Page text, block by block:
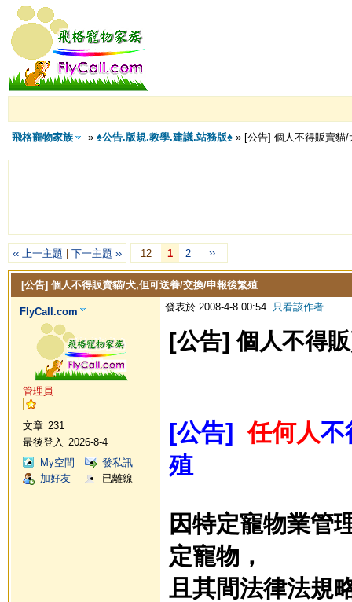
飛格寵物家族 » ♠公告.版規.教學.建議.站務版♠» [公告] 個人不得販賣貓/
‹‹ 上一主題 下一主題 ›› 12 1 2 ››
[公告] 個人不得販賣貓/犬,但可送養/交換/申報後繁殖
FlyCall.com
管理員
文章 231
最後登入
2026-8-4
My空間
發私訊
加好友
已離線
發表於 2008-4-8 00:54 只看該作者
[公告] 個人不得
[公告]任何人不
殖
因特定寵物業管
定寵物，
且其間法律法規